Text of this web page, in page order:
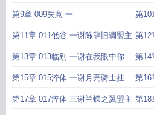
第9章 009失意 一 第10
第11章 011低谷 一谢陈辞旧调盟主 第12
第13章 013临别 一谢在我眼中你们
都能吃盟
第14
都能
第15章 015淬体 一谢月亮骑士挂月
亮盟主
第16
亮盟
第17章 017淬体 三谢兰蝶之翼盟主 第18